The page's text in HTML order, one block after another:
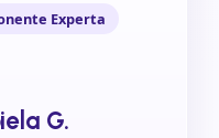
Experta
G.